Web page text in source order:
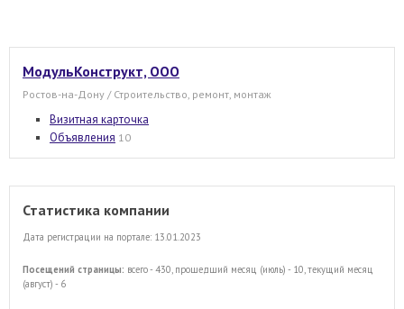
МодульКонструкт, ООО
Ростов-на-Дону / Строительство, ремонт, монтаж
Визитная карточка
Объявления 10
Статистика компании
Дата регистрации на портале: 13.01.2023
Посещений страницы: всего - 430, прошедший месяц (июль) - 10, текущий месяц
(август) - 6